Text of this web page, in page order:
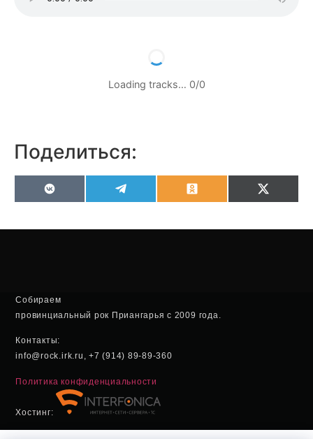
Loading tracks… 0/0
Поделиться:
VK OdnoklassnikiX
Собираем
провинциальный рок Приангарья с 2009 года.
Контакты:
info@rock.irk.ru, +7 (914) 89-89-360
Политика конфиденциальности
Хостинг: